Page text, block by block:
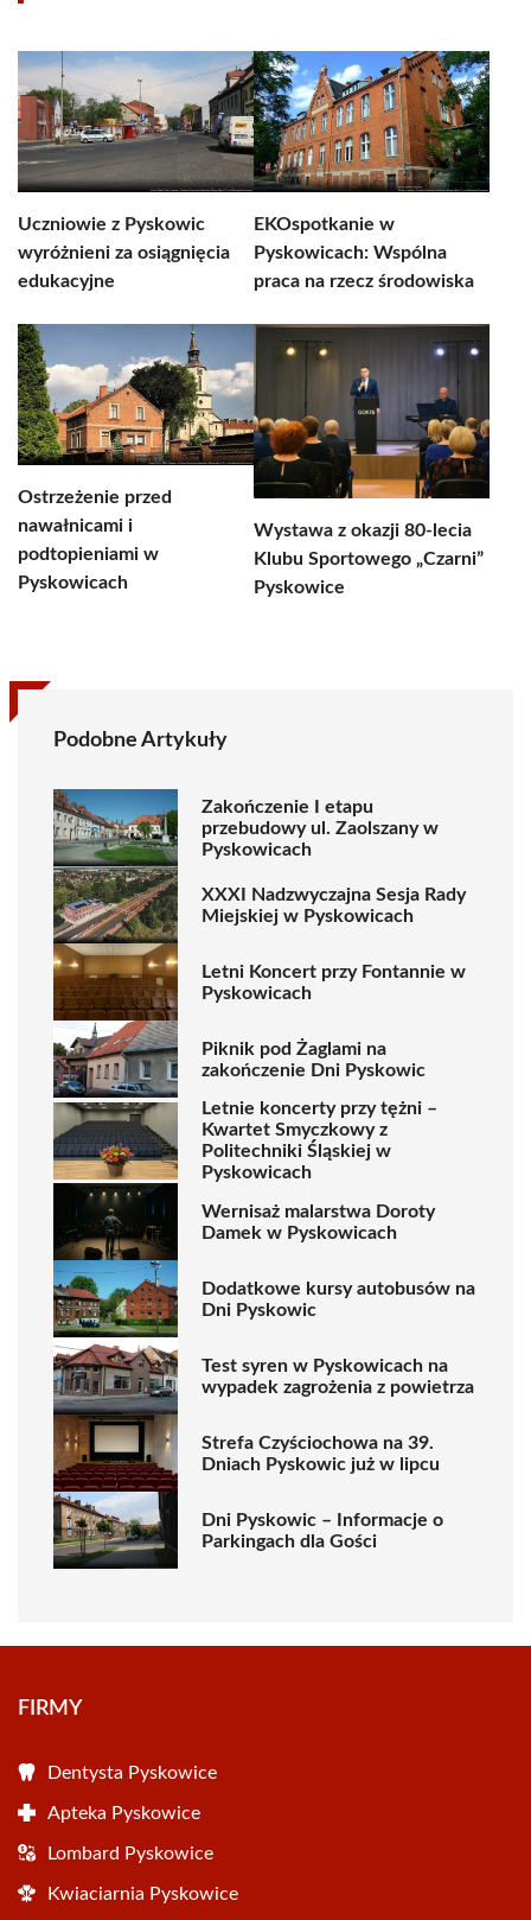
Uczniowie z Pyskowic
wyróżnieni za osiągnięcia
edukacyjne
EKOspotkanie w
Pyskowicach: Wspólna
praca na rzecz środowiska
Ostrzeżenie przed
nawałnicami i
podtopieniami w
Pyskowicach
Wystawa z okazji 80-lecia
Klubu Sportowego „Czarni”
Pyskowice
Podobne Artykuły
Zakończenie I etapu
przebudowy ul. Zaolszany w
Pyskowicach
XXXI Nadzwyczajna Sesja Rady
Miejskiej w Pyskowicach
Letni Koncert przy Fontannie w
Pyskowicach
Piknik pod Żaglami na
zakończenie Dni Pyskowic
Letnie koncerty przy tężni –
Kwartet Smyczkowy z
Politechniki Śląskiej w
Pyskowicach
Wernisaż malarstwa Doroty
Damek w Pyskowicach
Dodatkowe kursy autobusów na
Dni Pyskowic
Test syren w Pyskowicach na
wypadek zagrożenia z powietrza
Strefa Czyściochowa na 39.
Dniach Pyskowic już w lipcu
Dni Pyskowic – Informacje o
Parkingach dla Gości
FIRMY
Dentysta Pyskowice
Apteka Pyskowice
Lombard Pyskowice
Kwiaciarnia Pyskowice